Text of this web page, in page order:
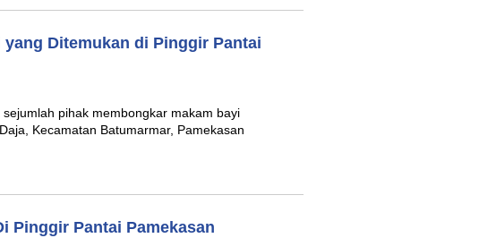
Ditemukan di Pinggir Pantai
pihak membongkar makam bayi
Kecamatan Batumarmar, Pamekasan
Pinggir Pantai Pamekasan